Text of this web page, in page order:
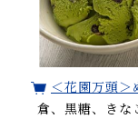
＜花園万頭＞
倉、黒糖、き